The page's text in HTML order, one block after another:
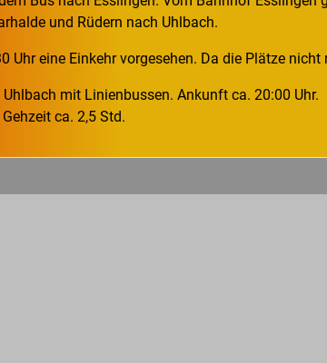
und Rüdern nach Uhlbach.
Uhr eine Einkehr vorgesehen. Da die Plätze
mit Linienbussen. Ankunft ca. 20:00 Uhr.
ca. 2,5 Std.